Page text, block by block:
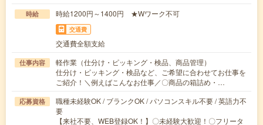
時給 時給1200円～1400円 ★Wワーク不可
交通費
交通費全額支給
仕事内容
軽作業（仕分け・ピッキング・検品、商品管理）
仕分け・ピッキング・検品など、ご希望に合わせてお仕事を
ご紹介！＼例えばこんなお仕事／〇商品の箱詰め・…
応募資格
職種未経験OK / ブランクOK / パソコンスキル不要 / 英語力不
要
【来社不要、WEB登録OK！】〇未経験大歓迎！〇フリータ